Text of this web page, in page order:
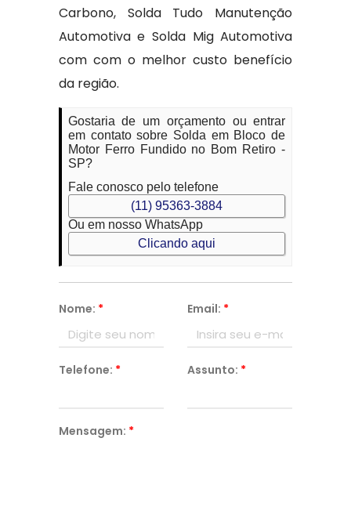
Carbono, Solda Tudo Manutenção
Automotiva e Solda Mig Automotiva
com com o melhor custo benefício
da região.
Gostaria de um orçamento ou entrar
em contato sobre Solda em Bloco de
Motor Ferro Fundido no Bom Retiro -
SP?
Fale conosco pelo telefone
(11) 95363-3884
Ou em nosso WhatsApp
Clicando aqui
Nome: * Email: *
Telefone: * Assunto: *
Mensagem: *